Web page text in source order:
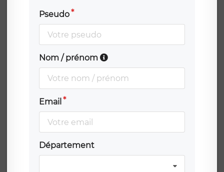
Pseudo
Nom / prénom
Email
Département